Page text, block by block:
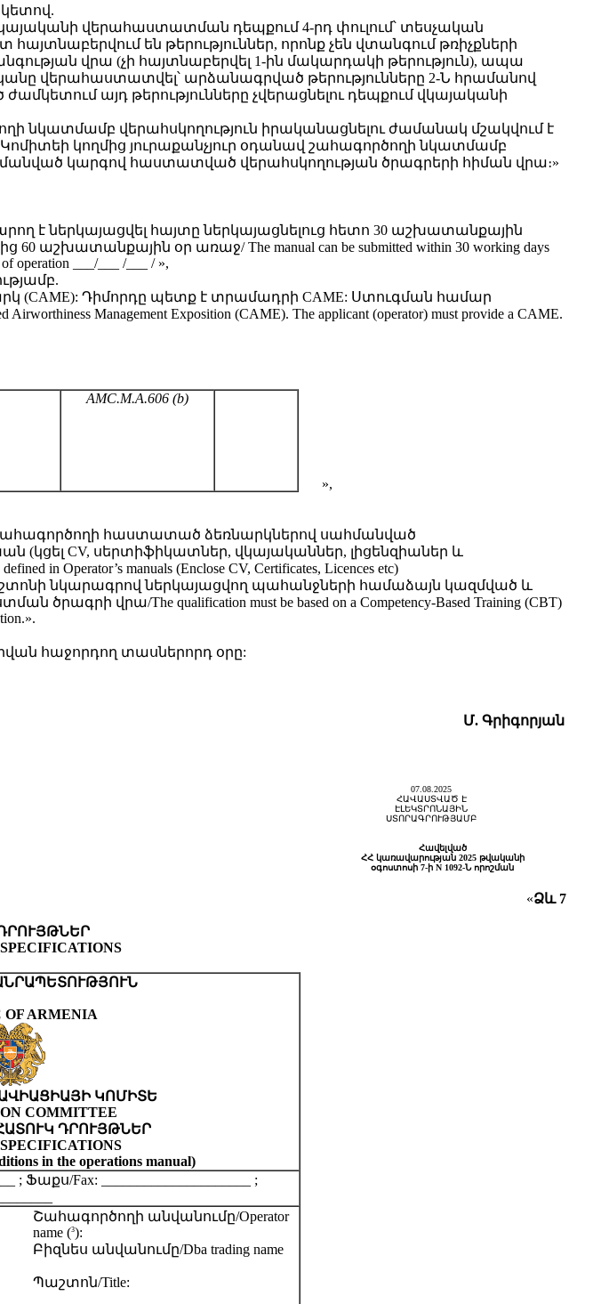
կետով.
վերահաստատման դեպքում 4-րդ փուլում՝ տեսչական
հայտնաբերվում են թերություններ, որոնք չեն վտանգում թռիչքների
վրա (չի հայտնաբերվել 1-ին մակարդակի թերություն), ապա
վերահաստատվել՝ արձանագրված թերությունները 2-Ն հրամանով
այդ թերությունները չվերացնելու դեպքում վկայականի
նկատմամբ վերահսկողություն իրականացնելու ժամանակ մշակվում է
կողմից յուրաքանչյուր օդանավ շահագործողի նկատմամբ
կարգով հաստատված վերահսկողության ծրագրերի հիման վրա։»
է ներկայացվել հայտը ներկայացնելուց հետո 30 աշխատանքային
օր առաջ/ The manual can be submitted within 30 working days
operation ___/___ /___ / »,
(CAME): Դիմորդը պետք է տրամադրի CAME: Ստուգման համար
Management Exposition (CAME). The applicant (operator) must provide a CAME.
AMC.M.A.606 (b)
»,
հաստատած ձեռնարկներով սահմանված
CV, սերտիֆիկատներ, վկայականներ, լիցենզիաներ և
in Operator’s manuals (Enclose CV, Certificates, Licences etc)
նկարագրով ներկայացվող պահանջների համաձայն կազմված և
վրա/The qualification must be based on a Competency-Based Training (CBT)
հաջորդող տասներորդ օրը:
Մ. Գրիգորյան
07.08.2025
ՀԱՎԱՍՏՎԱԾ Է
ԷԼԵԿՏՐՈՆԱՅԻՆ
ՍՏՈՐԱԳՐՈՒԹՅԱՄԲ
Հավելված
ՀՀ կառավարության 2025 թվականի
օգոստոսի 7-ի N 1092-Ն որոշման
«Ձև 7
OF ARMENIA
ԿՈՄԻՏԵ
COMMITTEE
ԴՐՈՒՅԹՆԵՐ
in the operations manual)
; Ֆաքս/Fax: _____________________ ;
Շահագործողի անվանումը/Operator
name (3):
Բիզնես անվանումը/Dba trading name
Պաշտոն/Title: